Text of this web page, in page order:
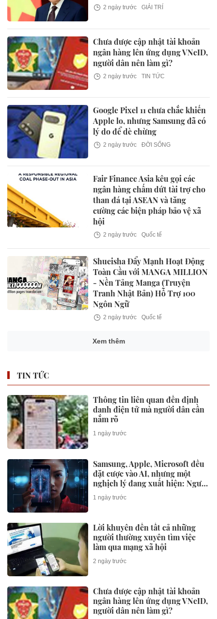
2 ngày trước GIẢI TRÍ
Chưa được cập nhật tài khoản
ngân hàng lên ứng dụng VNeID,
người dân nên làm gì?
2 ngày trước TIN TỨC
Google Pixel 11 chưa chắc khiến
Apple lo, nhưng Samsung đã có
lý do để dè chừng
2 ngày trước ĐỜI SỐNG
Fair Finance Asia kêu gọi các
ngân hàng chấm dứt tài trợ cho
than đá tại ASEAN và tăng
cường các biện pháp bảo vệ xã
hội
2 ngày trước Quốc tế
Shueisha Đẩy Mạnh Hoạt Động
Toàn Cầu với MANGA MILLION
- Nền Tảng Manga (Truyện
Tranh Nhật Bản) Hỗ Trợ 100
Ngôn Ngữ
2 ngày trước Quốc tế
Xem thêm
TIN TỨC
Thông tin liên quan đến định
danh điện tử mà người dân cần
nắm rõ
1 ngày trước
Samsung, Apple, Microsoft đều
đặt cược vào AI, nhưng một
nghịch lý đang xuất hiện: Người
mua không phải lúc nào cũng
dùng
1 ngày trước
Lời khuyên đến tất cả những
người thường xuyên tìm việc
làm qua mạng xã hội
2 ngày trước
Chưa được cập nhật tài khoản
ngân hàng lên ứng dụng VNeID,
người dân nên làm gì?